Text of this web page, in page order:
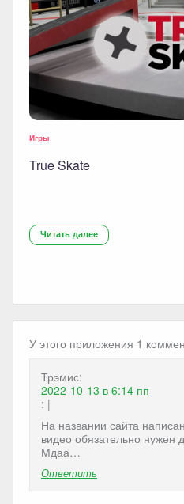
Игры
True Skate
Читать далее
У этого приложения 1
Трэмис:
2022-10-13 в 6:14 пп
: |
На названии сайта
видео обязательно
Мдаа…
Ответить